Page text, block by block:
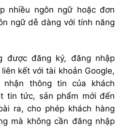
nhiều ngôn ngữ hoặc đơn
ngữ dễ dàng với tính năng
được đăng ký, đăng nhập
kết với tài khoản Google,
nhận thông tin của khách
tin tức, sản phẩm mới đến
ra, cho phép khách hàng
mà không cần đăng nhập